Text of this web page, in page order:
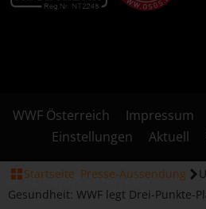
WWF Österreich Impressum
Einstellungen
Aktuell
© 2026 WWF Österreich
Startseite Presse-Aussendung
Gesundheit: WWF legt Drei-Punkte-